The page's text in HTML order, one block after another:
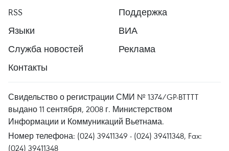
RSS
Поддержка
Языки
ВИА
Служба новостей
Реклама
Контакты
Свидельство о регистрации СМИ № 1374/GP-BTTTT
выдано 11 сентября, 2008 г. Министерством
Информации и Коммуникаций Вьетнама.
Номер телефона: (024) 39411349 - (024) 39411348, Fax:
(024) 39411348